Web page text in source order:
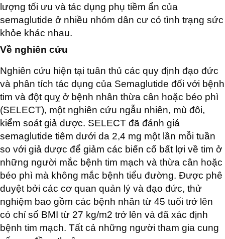
lượng tối ưu và tác dụng phụ tiềm ẩn của
semaglutide ở nhiều nhóm dân cư có tình trạng sức
khỏe khác nhau.
Về nghiên cứu
Nghiên cứu hiện tại tuân thủ các quy định đạo đức
và phân tích tác dụng của Semaglutide đối với bệnh
tim và đột quỵ ở bệnh nhân thừa cân hoặc béo phì
(SELECT), một nghiên cứu ngẫu nhiên, mù đôi,
kiểm soát giả dược. SELECT đã đánh giá
semaglutide tiêm dưới da 2,4 mg một lần mỗi tuần
so với giả dược để giảm các biến cố bất lợi về tim ở
những người mắc bệnh tim mạch và thừa cân hoặc
béo phì mà không mắc bệnh tiểu đường. Được phê
duyệt bởi các cơ quan quản lý và đạo đức, thử
nghiệm bao gồm các bệnh nhân từ 45 tuổi trở lên
có chỉ số BMI từ 27 kg/m2 trở lên và đã xác định
bệnh tim mạch. Tất cả những người tham gia cung